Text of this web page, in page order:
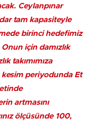
Ceylanpınar
tam kapasiteyle
birinci hedefimiz
için damızlık
takımımıza
kesim periyodunda Et
artmasını
ölçüsünde 100,